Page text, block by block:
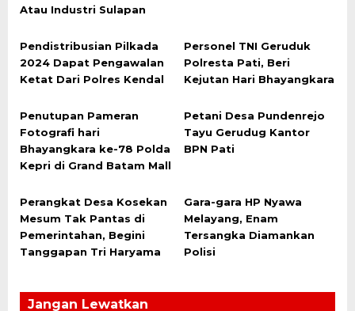
Atau Industri Sulapan
Pendistribusian Pilkada
2024 Dapat Pengawalan
Ketat Dari Polres Kendal
Personel TNI Geruduk
Polresta Pati, Beri
Kejutan Hari Bhayangkara
Penutupan Pameran
Fotografi hari
Bhayangkara ke-78 Polda
Kepri di Grand Batam Mall
Petani Desa Pundenrejo
Tayu Gerudug Kantor
BPN Pati
Perangkat Desa Kosekan
Mesum Tak Pantas di
Pemerintahan, Begini
Tanggapan Tri Haryama
Gara-gara HP Nyawa
Melayang, Enam
Tersangka Diamankan
Polisi
Jangan Lewatkan